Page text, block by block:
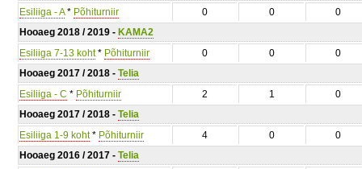
Esiliiga - A* Põhiturniir 0 0
0
Hooaeg 2018 / 2019 - KAMA2
Esiliiga 7-13 koht* Põhiturniir 0 0
0
Hooaeg 2017 / 2018 - Telia
Esiliiga - C * Põhiturniir 2 1
0
Hooaeg 2017 / 2018 - Telia
Esiliiga 1-9 koht* Põhiturniir 4 0
0
Hooaeg 2016 / 2017 - Telia